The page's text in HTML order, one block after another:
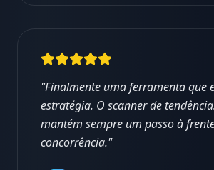
"Finalmente uma ferramenta que
estratégia. O scanner de
mantém sempre um passo à
concorrência."